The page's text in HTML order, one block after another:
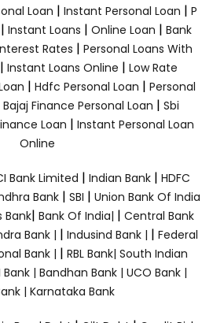
Loan | Instant Personal Loan | P
| Instant Loans | Online Loan | Bank
Rates | Personal Loans With
| Instant Loans Online | Low Rate
| Hdfc Personal Loan | Personal
Bajaj Finance Personal Loan | Sbi
Loan | Instant Personal Loan
Online
Bank Limited | Indian Bank | HDFC
Bank| SBI | Union Bank Of India
Bank| Bank Of India| | Central Bank
Bank | | Indusind Bank | | Federal
Bank | | RBL Bank| South Indian
Bank | Bandhan Bank | UCO Bank |
| Karnataka Bank